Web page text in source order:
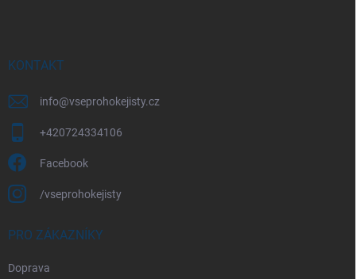
KONTAKT
info@vseprohokejisty.cz
+420724334106
Facebook
/vseprohokejisty
PRO ZÁKAZNÍKY
Doprava